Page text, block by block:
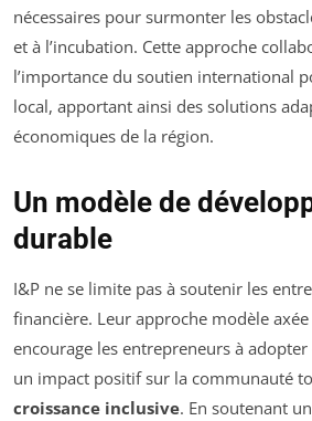
nécessaires pour surmonter les
et à l’incubation. Cette approche
l’importance du soutien international
local, apportant ainsi des solutions
économiques de la région.
Un modèle de
durable
I&P ne se limite pas à soutenir les
financière. Leur approche modèle
encourage les entrepreneurs à
un impact positif sur la communauté
croissance inclusive. En soutenant